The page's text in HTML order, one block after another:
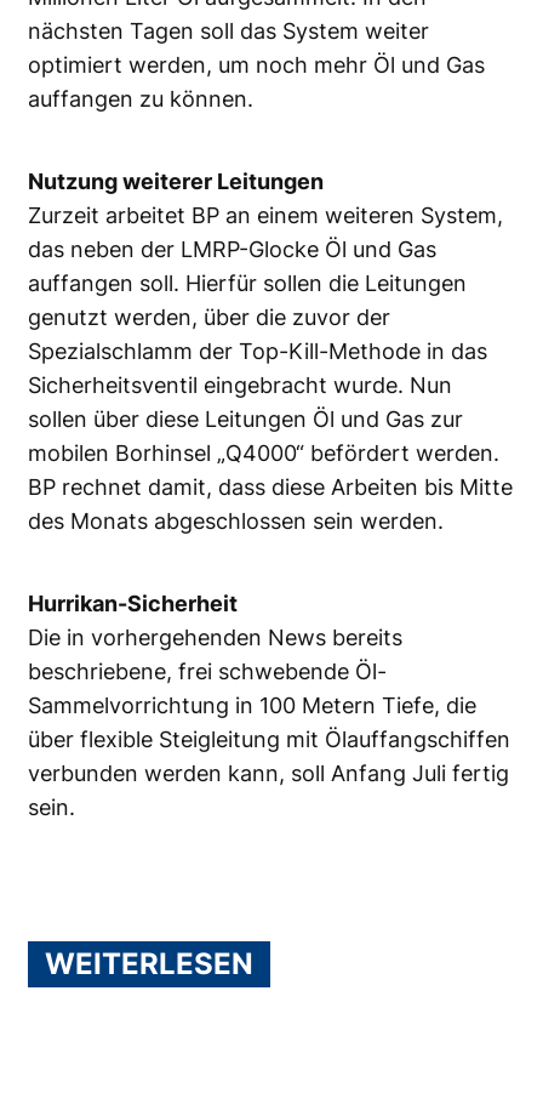
nächsten Tagen soll das System weiter
optimiert werden, um noch mehr Öl und Gas
auffangen zu können.
Nutzung weiterer Leitungen
Zurzeit arbeitet BP an einem weiteren System,
das neben der LMRP-Glocke Öl und Gas
auffangen soll. Hierfür sollen die Leitungen
genutzt werden, über die zuvor der
Spezialschlamm der Top-Kill-Methode in das
Sicherheitsventil eingebracht wurde. Nun
sollen über diese Leitungen Öl und Gas zur
mobilen Borhinsel „Q4000“ befördert werden.
BP rechnet damit, dass diese Arbeiten bis Mitte
des Monats abgeschlossen sein werden.
Hurrikan-Sicherheit
Die in vorhergehenden News bereits
beschriebene, frei schwebende Öl-
Sammelvorrichtung in 100 Metern Tiefe, die
über flexible Steigleitung mit Ölauffangschiffen
verbunden werden kann, soll Anfang Juli fertig
sein.
WEITERLESEN